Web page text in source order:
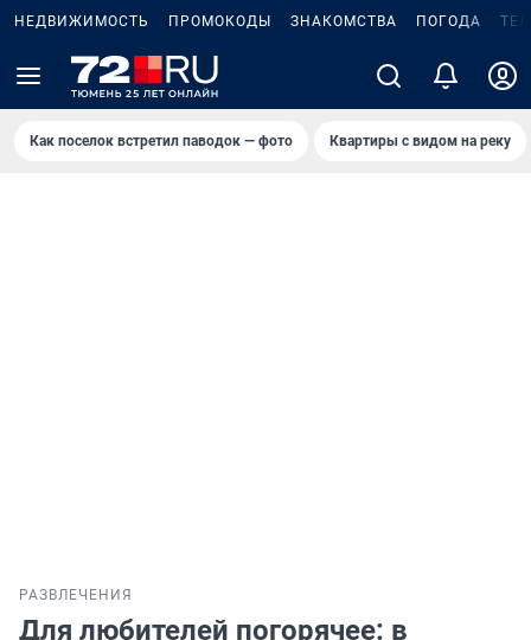
НЕДВИЖИМОСТЬ ПРОМОКОДЫ ЗНАКОМСТВА ПОГОДА
Как поселок встретил паводок — фото Квартиры с видом на реку
РАЗВЛЕЧЕНИЯ
Для любителей погорячее: в